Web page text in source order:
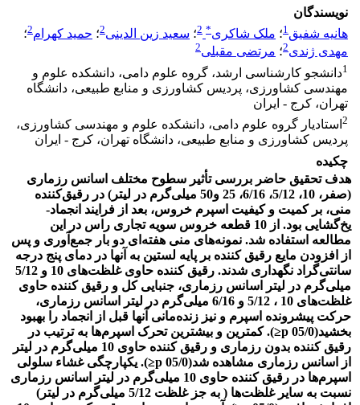
نویسندگان
هانیه شفیق1؛ ملک شاکری*
2؛ سعید زین الدینی2؛ حمید کهرام2؛
مهدی ژندی2؛ مرتضی مقبلی2
1دانشجو کارشناسی ارشد، گروه علوم دامی، دانشکده علوم و
مهندسی کشاورزی، پردیس کشاورزی و منابع طبیعی، دانشگاه
تهران، کرج - ایران
2 استادیار گروه علوم دامی، دانشکده علوم و مهندسی کشاورزی،
پردیس کشاورزی و منابع طبیعی، دانشگاه تهران، کرج - ایران
چکیده
هدف تحقیق حاضر بررسی تأثیر سطوح مختلف اسانس رزماری
(صفر، 10، 5/12، 6/16، 25 و50 میلی‌گرم در لیتر) در رقیق‌کننده
منی، بر کمیت و کیفیت اسپرم خروس، بعد از فرایند انجماد-
یخ‌گشایی بود. از 10 قطعه خروس سویه تجاری راس در این
مطالعه استفاده شد. نمونه‌های منی هفته‌ای دو بار جمع‌آوری و پس
از افزودن مایع رقیق کننده بر پایه لستین به آنها در دمای پنج درجه
سانتی‌گراد نگهداری شدند. رقیق کننده حاوی غلظت‌های 10 و 5/12
میلی‌گرم در لیتر اسانس رزماری، جنبایی کل و رقیق کننده حاوی
غلظت‌های 10 ، 5/12 و 6/16 میلی‌گرم در لیتر اسانس رزماری،
حرکت پیشرونده اسپرم‌ و نیز زنده‌مانی آنها قبل از انجماد را بهبود
بخشید(05/0 p≤). کمترین و بیشترین تحرک اسپرم‌ها به ترتیب در
رقیق کننده بدون رزماری و رقیق کننده حاوی 10 میلی‌گرم در لیتر
از اسانس رزماری مشاهده شد(05/0 p≤). یکپارچگی غشاء سلولی
اسپرم‌‌ها در رقیق کننده حاوی 10 میلی‌گرم در لیتر اسانس رزماری
نسبت به سایر غلظت‌ها ( به جز غلظت‌ 5/12 میلی‌گرم در لیتر)